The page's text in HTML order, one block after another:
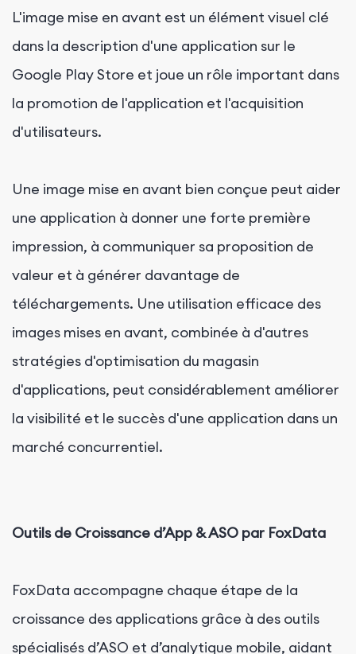
L'image mise en avant est un élément visuel clé
dans la description d'une application sur le
Google Play Store et joue un rôle important dans
la promotion de l'application et l'acquisition
d'utilisateurs.
Une image mise en avant bien conçue peut aider
une application à donner une forte première
impression, à communiquer sa proposition de
valeur et à générer davantage de
téléchargements. Une utilisation efficace des
images mises en avant, combinée à d'autres
stratégies d'optimisation du magasin
d'applications, peut considérablement améliorer
la visibilité et le succès d'une application dans un
marché concurrentiel.
Outils de Croissance d’App & ASO par FoxData
FoxData accompagne chaque étape de la
croissance des applications grâce à des outils
spécialisés d’ASO et d’analytique mobile, aidant